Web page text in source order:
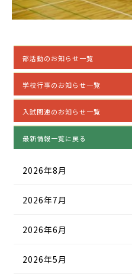
部活動のお知らせ一覧
学校行事のお知らせ一覧
入試関連のお知らせ一覧
最新情報一覧に戻る
2026年8月
2026年7月
2026年6月
2026年5月